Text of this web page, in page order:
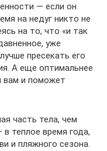
— если он
на недуг никто не
на то, что «и так
уже
пресекать его
А еще оптимальнее
вам и поможет
часть тела, чем
теплое время года,
и пляжного сезона.